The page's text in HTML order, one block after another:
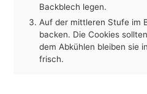
Backblech legen.
Auf der mittleren Stufe im
backen. Die Cookies
dem Abkühlen bleiben sie
frisch.